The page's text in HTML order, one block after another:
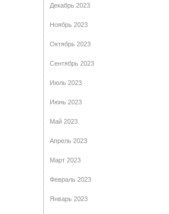
Декабрь 2023
Ноябрь 2023
Октябрь 2023
Сентябрь 2023
Июль 2023
Июнь 2023
Май 2023
Апрель 2023
Март 2023
Февраль 2023
Январь 2023